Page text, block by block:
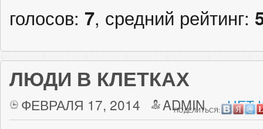
голосов: 7, средний рейтинг:
ЛЮДИ В КЛЕТКАХ
ФЕВРАЛЯ 17, 2014 ADMIN НЕТ
ПОДЕЛИТЬСЯ: